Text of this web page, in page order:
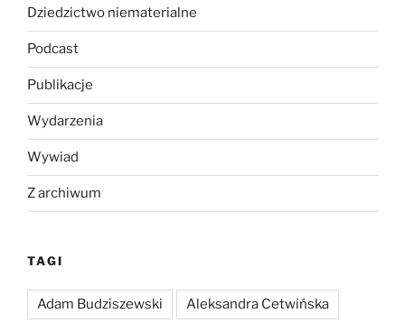
Dziedzictwo niematerialne
Podcast
Publikacje
Wydarzenia
Wywiad
Z archiwum
TAGI
Adam Budziszewski Aleksandra Cetwińska